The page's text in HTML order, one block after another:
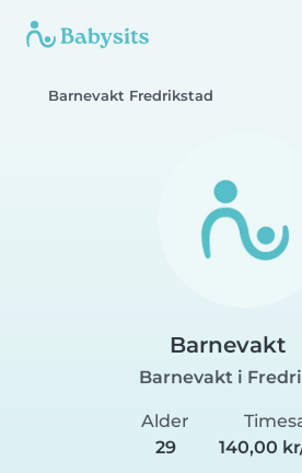
Barnevakt Fredrikstad
Barnevakt
Barnevakt i
Alder
29
140,00